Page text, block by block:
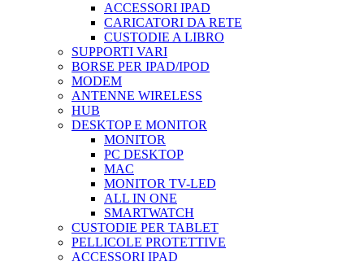
ACCESSORI IPAD
CARICATORI DA RETE
CUSTODIE A LIBRO
SUPPORTI VARI
BORSE PER IPAD/IPOD
MODEM
ANTENNE WIRELESS
HUB
DESKTOP E MONITOR
MONITOR
PC DESKTOP
MAC
MONITOR TV-LED
ALL IN ONE
SMARTWATCH
CUSTODIE PER TABLET
PELLICOLE PROTETTIVE
ACCESSORI IPAD